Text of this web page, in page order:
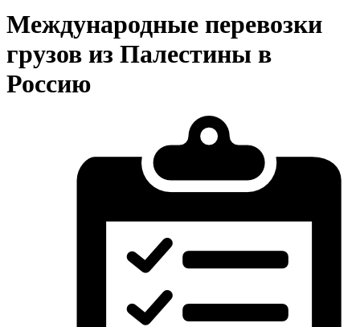
Международные перевозки
грузов из Палестины в
Россию